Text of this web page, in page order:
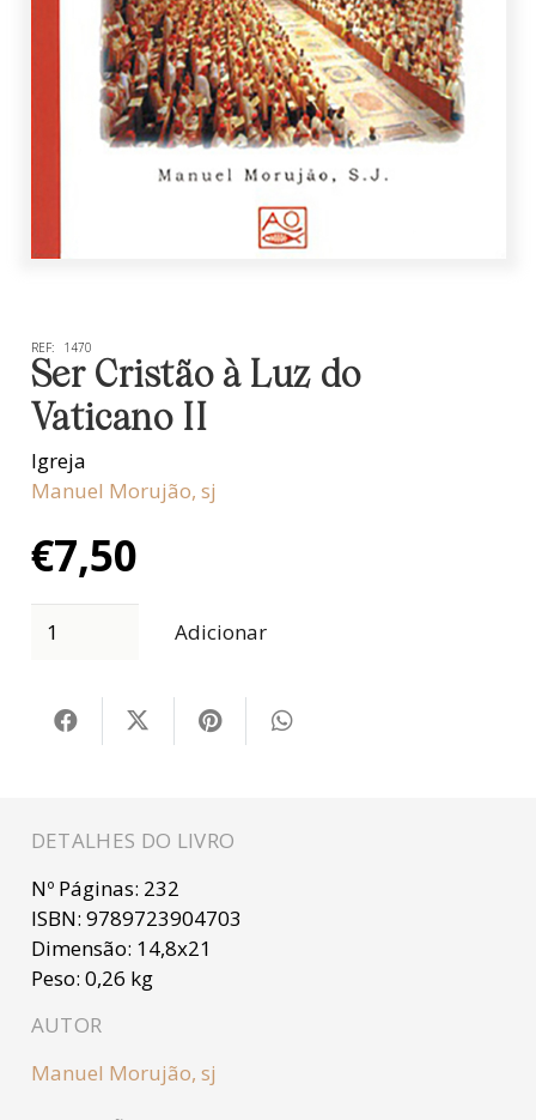
REF: 1470
Ser Cristão à Luz do
Vaticano II
Igreja
Manuel Morujão, sj
€7,50
Adicionar
DETALHES DO LIVRO
Nº Páginas: 232
ISBN: 9789723904703
Dimensão: 14,8x21
Peso: 0,26 kg
AUTOR
Manuel Morujão, sj